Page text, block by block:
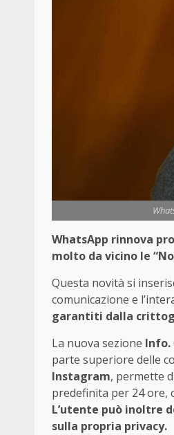
WhatsApp rinnova
molto da vicino le
Questa novità si
comunicazione e
garantiti dalla
La nuova sezione Info.
parte superiore delle
Instagram, permette
predefinita per 24 ore,
L’utente può inoltre
sulla propria privacy.